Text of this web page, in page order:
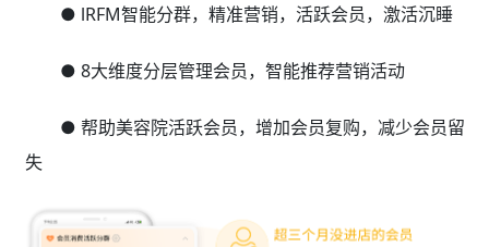
● lRFM智能分群，精准营销，活跃会员，激活沉睡
● 8大维度分层管理会员，智能推荐营销活动
● 帮助美容院活跃会员，增加会员复购，减少会员留
失